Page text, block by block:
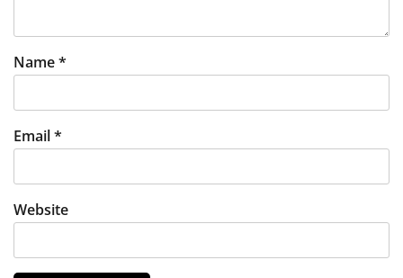
Name*
Email*
Website